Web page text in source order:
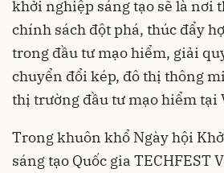
khởi nghiệp sáng tạo sẽ là nơi
chính sách đột phá, thúc đẩy
trong đầu tư mạo hiểm, giải
chuyển đổi kép, đô thị thông
thị trường đầu tư mạo hiểm tại
Trong khuôn khổ Ngày hội
sáng tạo Quốc gia TECHFEST